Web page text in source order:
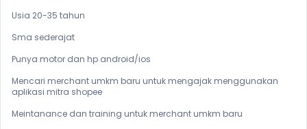
Usia 20-35 tahun
Sma sederajat
Punya motor dan hp android/ios
Mencari merchant umkm baru untuk mengajak menggunakan
aplikasi mitra shopee
Meintanance dan training untuk merchant umkm baru